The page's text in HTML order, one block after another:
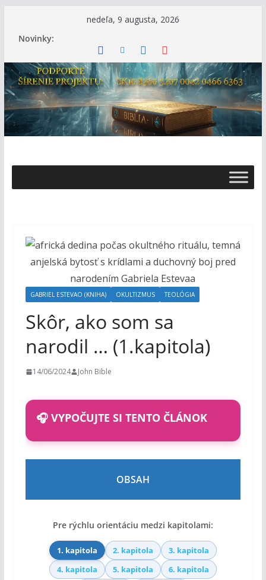
nedeľa, 9 augusta, 2026
Novinky:
s
B
o
h
m
GABRIEL ESTEVAO (KNIHA) OKULTIZMUS TEOLÓGIA
Skôr, ako som sa
narodil … (1.kapitola)
14/06/2024 John Bible
🎧 VYPOČUJTE SI TENTO ČLÁNOK
OBSAH
Pre rýchlu orientáciu medzi kapitolami:
1. kapitola 2. kapitola
3. kapitola
4. kapitola
5. kapitola
6. kapitola